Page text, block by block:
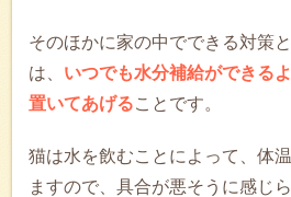
そのほかに家の中でできる対策
は、 いつでも水分補給ができる
置いてあげることです。
猫は水を飲むことによって、体
ますので、具合が悪そうに感じ